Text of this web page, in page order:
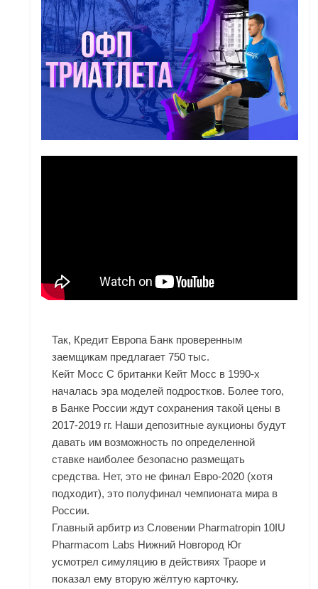
Так, Кредит Европа Банк проверенным
заемщикам предлагает 750 тыс.
Кейт Мосс С британки Кейт Мосс в 1990-х
началась эра моделей подростков. Более того,
в Банке России ждут сохранения такой цены в
2017-2019 гг. Наши депозитные аукционы будут
давать им возможность по определенной
ставке наиболее безопасно размещать
средства. Нет, это не финал Евро-2020 (хотя
подходит), это полуфинал чемпионата мира в
России.
Главный арбитр из Словении Pharmatropin 10IU
Pharmacom Labs Нижний Новгород Юг
усмотрел симуляцию в действиях Траоре и
показал ему вторую жёлтую карточку.